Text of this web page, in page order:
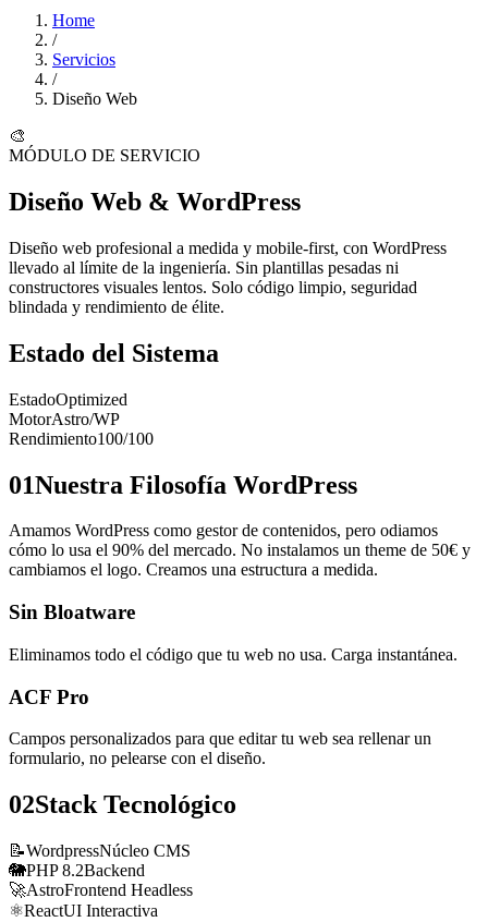
Home
/
Servicios
/
Diseño Web
🎨
MÓDULO DE SERVICIO
Diseño Web & WordPress
Diseño web profesional a medida y mobile-first, con WordPress
llevado al límite de la ingeniería. Sin plantillas pesadas ni
constructores visuales lentos. Solo código limpio, seguridad
blindada y rendimiento de élite.
Estado del Sistema
EstadoOptimized
MotorAstro/WP
Rendimiento100/100
01Nuestra Filosofía WordPress
Amamos WordPress como gestor de contenidos, pero odiamos
cómo lo usa el 90% del mercado. No instalamos un theme de 50€ y
cambiamos el logo. Creamos una estructura a medida.
Sin Bloatware
Eliminamos todo el código que tu web no usa. Carga instantánea.
ACF Pro
Campos personalizados para que editar tu web sea rellenar un
formulario, no pelearse con el diseño.
02Stack Tecnológico
📝WordpressNúcleo CMS
🐘PHP 8.2Backend
🚀AstroFrontend Headless
⚛️ReactUI Interactiva